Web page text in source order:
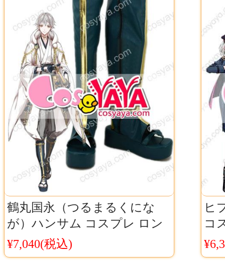
鶴丸国永（つるまるくにな
が）ハンサム コスプレ ロン
グ靴 刀剣乱舞 キャラ コス ブ
ーツ オーダーメイド
¥7,040(税込)
ヒ
コ
ヒ
央